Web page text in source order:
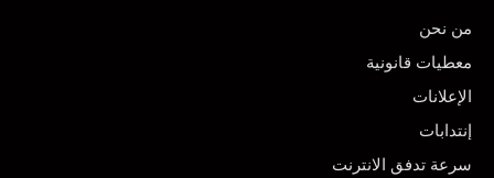
من نحن
معطيات قانونية
الإعلانات
إنتدابات
سرعة تدفق الانترنت